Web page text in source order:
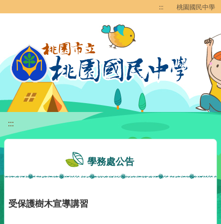
::: 桃園國民中學
:::
學務處公告
受保護樹木宣導講習